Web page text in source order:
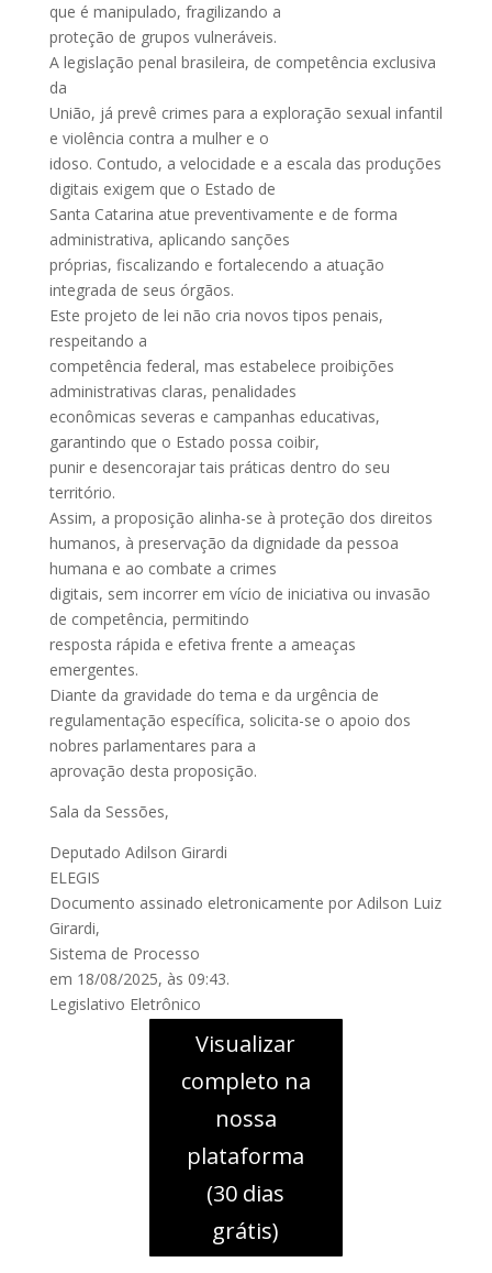
que é manipulado, fragilizando a
proteção de grupos vulneráveis.
A legislação penal brasileira, de competência exclusiva
da
União, já prevê crimes para a exploração sexual infantil
e violência contra a mulher e o
idoso. Contudo, a velocidade e a escala das produções
digitais exigem que o Estado de
Santa Catarina atue preventivamente e de forma
administrativa, aplicando sanções
próprias, fiscalizando e fortalecendo a atuação
integrada de seus órgãos.
Este projeto de lei não cria novos tipos penais,
respeitando a
competência federal, mas estabelece proibições
administrativas claras, penalidades
econômicas severas e campanhas educativas,
garantindo que o Estado possa coibir,
punir e desencorajar tais práticas dentro do seu
território.
Assim, a proposição alinha-se à proteção dos direitos
humanos, à preservação da dignidade da pessoa
humana e ao combate a crimes
digitais, sem incorrer em vício de iniciativa ou invasão
de competência, permitindo
resposta rápida e efetiva frente a ameaças
emergentes.
Diante da gravidade do tema e da urgência de
regulamentação específica, solicita-se o apoio dos
nobres parlamentares para a
aprovação desta proposição.
Sala da Sessões,
Deputado Adilson Girardi
ELEGIS
Documento assinado eletronicamente por Adilson Luiz
Girardi,
Sistema de Processo
em 18/08/2025, às 09:43.
Legislativo Eletrônico
Visualizar
completo na
nossa
plataforma
(30 dias
grátis)